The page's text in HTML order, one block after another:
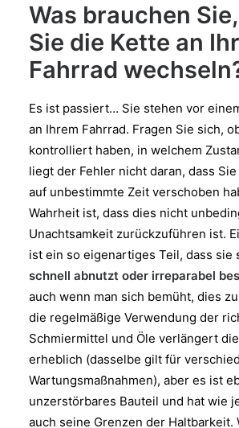
Was brauchen
Sie die Kette an
Fahrrad
Es ist passiert… Sie stehen vor
an Ihrem Fahrrad. Fragen Sie sich,
kontrolliert haben, in welchem
liegt der Fehler nicht daran, dass
auf unbestimmte Zeit verschoben
Wahrheit ist, dass dies nicht
Unachtsamkeit zurückzuführen ist.
ist ein so eigenartiges Teil, dass sie
schnell abnutzt oder irreparabel
auch wenn man sich bemüht, dies
die regelmäßige Verwendung der
Schmiermittel und Öle verlängert
erheblich (dasselbe gilt für
Wartungsmaßnahmen), aber es ist
unzerstörbares Bauteil und hat wie
auch seine Grenzen der Haltbarkeit.